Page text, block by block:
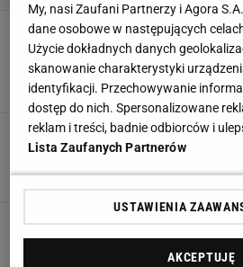
Wielki sukces
nie grała żadna
dumy"
Konrad Ferszter,21
Natalia Sadowska
wielki sukces Polki
kf,19 GRUDNIA 2021, 11:43
Bliski
zachowanie Polki w
My, nasi Zaufani Partnerzy i Agora
dane osobowe w następujących
Użycie dokładnych danych
skanowanie charakterystyki
identyfikacji. Przechowywanie
dostęp do nich. Spersonalizowane
reklam i treści, badnie odbiorców i
Lista Zaufanych Partnerów
USTAWIENIA
AKCEPTUJĘ